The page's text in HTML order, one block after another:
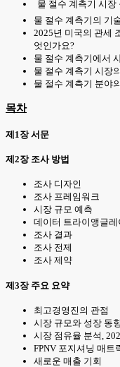
물 절수 계측기 시
물 절수 계측기의 기
2025년 미국의 관세
엇인가요?
물 절수 계측기에서
물 절수 계측기 시장
물 절수 계측기 분야
목차
제1장 서문
제2장 조사 방법
조사 디자인
조사 프레임워크
시장 규모 예측
데이터 트라이앵글레
조사 결과
조사 전제
조사 제약
제3장 주요 요약
최고경영진의 관점
시장 규모와 성장 동
시장 점유율 분석,
FPNV 포지셔닝 매트
새로운 매출 기회